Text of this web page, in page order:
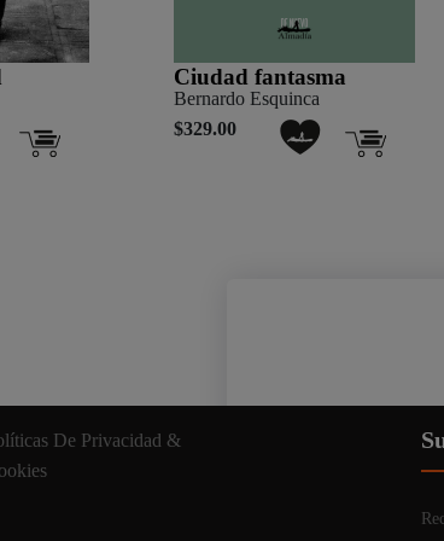
Ciudad fantasma
Bernardo Esquinca
$329.00
información relevante.
De Privacidad &